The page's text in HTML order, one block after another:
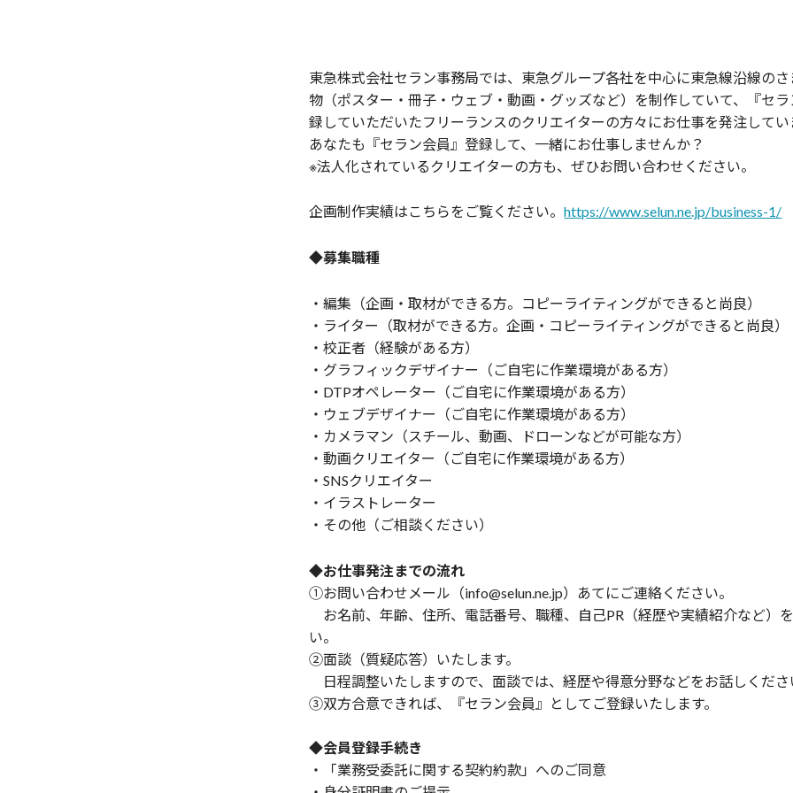
東急株式会社セラン事務局では、東急グループ各社を中心に東急線沿線の
物（ポスター・冊子・ウェブ・動画・グッズなど）を制作していて、『セ
録していただいたフリーランスのクリエイターの方々にお仕事を発注してい
あなたも『セラン会員』登録して、一緒にお仕事しませんか？
※法人化されているクリエイターの方も、ぜひお問い合わせください。
企画制作実績はこちらをご覧ください。https://www.selun.ne.jp/business-1/
◆募集職種
・編集（企画・取材ができる方。コピーライティングができると尚良）
・ライター（取材ができる方。企画・コピーライティングができると尚良）
・校正者（経験がある方）
・グラフィックデザイナー（ご自宅に作業環境がある方）
・DTPオペレーター（ご自宅に作業環境がある方）
・ウェブデザイナー（ご自宅に作業環境がある方）
・カメラマン（スチール、動画、ドローンなどが可能な方）
・動画クリエイター（ご自宅に作業環境がある方）
・SNSクリエイター
・イラストレーター
・その他（ご相談ください）
◆お仕事発注までの流れ
①お問い合わせメール（info@selun.ne.jp）あてにご連絡ください。
お名前、年齢、住所、電話番号、職種、自己PR（経歴や実績紹介など）
い。
②面談（質疑応答）いたします。
日程調整いたしますので、面談では、経歴や得意分野などをお話しくださ
③双方合意できれば、『セラン会員』としてご登録いたします。
◆会員登録手続き
・「業務受委託に関する契約約款」へのご同意